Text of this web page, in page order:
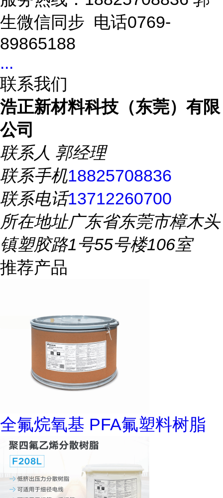
生微信同步 电话0769-
89865188
...
联系我们
浩正新材料科技（东莞）有限
公司
联系人 郭经理
联系手机18825708836
联系电话13712260700
所在地址广东省东莞市樟木头
镇塑胶路1号55号楼106室
推荐产品
全氟烷氧基 PFA氟塑料树脂